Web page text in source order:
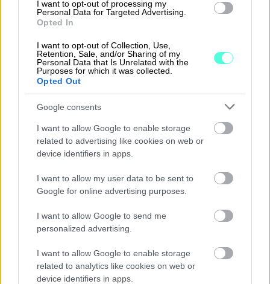
I want to opt-out of processing my
Personal Data for Targeted Advertising.
Opted In
I want to opt-out of Collection, Use,
Retention, Sale, and/or Sharing of my
Personal Data that Is Unrelated with the
Purposes for which it was collected.
Opted Out
Google consents
I want to allow Google to enable storage
related to advertising like cookies on web or
device identifiers in apps.
I want to allow my user data to be sent to
Google for online advertising purposes.
I want to allow Google to send me
personalized advertising.
I want to allow Google to enable storage
related to analytics like cookies on web or
device identifiers in apps.
Ratkaisut
Procountor
Procountor Solo
Sopimuskone
Finago Sign
Procountor Tallennus
Procountor Toiminnanohjaus
Tutustu ohjelmistoihin